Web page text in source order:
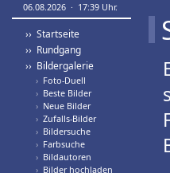
06.08.2026 · 17:39 Uhr.
›› Startseite
›› Rundgang
›› Bildergalerie
› Foto-Duell
› Beste Bilder
› Neue Bilder
› Zufalls-Bilder
› Bildersuche
› Farbsuche
› Bildautoren
› Bilder hochladen